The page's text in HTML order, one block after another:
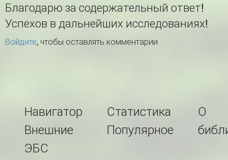
Благодарю за содержательный ответ!
Успехов в дальнейших исследованиях!
Войдите, чтобы оставлять комментарии
Навигатор
Внешние
ЭБС
Статистика
Популярное
О